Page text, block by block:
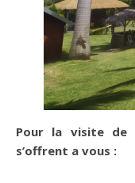
Pour la visite de
s’offrent a vous :